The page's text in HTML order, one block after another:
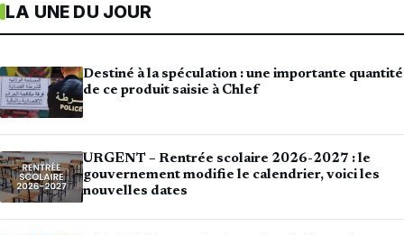
LA UNE DU JOUR
Destiné à la spéculation : une importante quantité
de ce produit saisie à Chlef
URGENT – Rentrée scolaire 2026-2027 : le
gouvernement modifie le calendrier, voici les
nouvelles dates